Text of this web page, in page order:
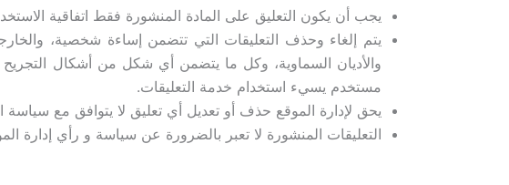
يجب أن يكون التعليق على المادة المنشورة فقط اتفاقية
يتم إلغاء وحذف التعليقات التي تتضمن إساءة شخصية،
والأديان السماوية، وكل ما يتضمن أي شكل من أشكال
مستخدم يسيء استخدام خدمة التعليقات.
يحق لإدارة الموقع حذف أو تعديل أي تعليق لا يتوافق مع سياسة
التعليقات المنشورة لا تعبر بالضرورة عن سياسة و رأي إدارة